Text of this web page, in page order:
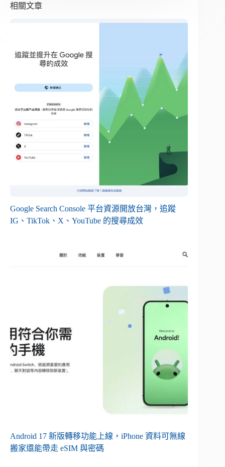
相關文章
Google Search Console 平台資源開放台灣，追蹤
IG、TikTok、X、YouTube 的搜尋成效
Android 17 新版轉移功能上線，iPhone 資料可無線
搬家還能帶走 eSIM 與密碼